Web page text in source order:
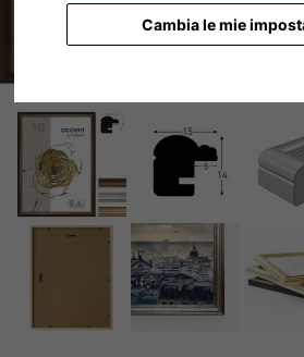
Cambia le mie